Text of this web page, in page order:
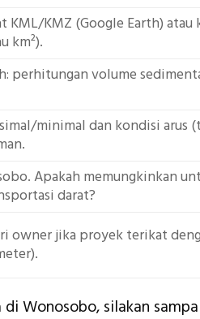
KMZ (Google Earth)
km²).
perhitungan volume
minimal dan kondisi arus
Apakah memungkinkan
darat?
owner jika proyek terikat
Wonosobo, silakan